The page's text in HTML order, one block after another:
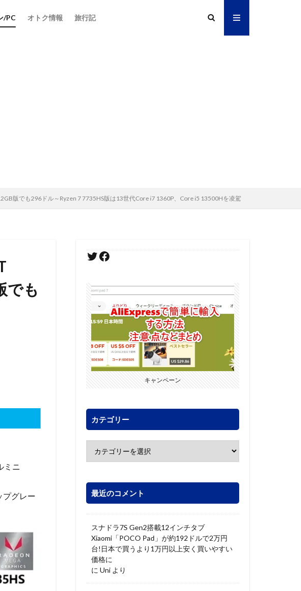
/PC オトク情報 旅行記
版でも296ドル～Ryzen 7 7735HS版は13世代Core i7 1360P、Core i5 13500Hを凌駕
でも
ミニ
プグレー
キャンペーン
カテゴリー
最近のコメント
スナドラ7S Gen2搭載12インチタブ
Xiaomi「POCO Pad」が約192ドルで2万円
台!日本で買うより1万円以上安く買いやすい
価格に
に Uni より